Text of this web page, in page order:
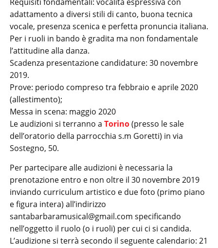
adattamento a diversi stili di canto, buona tecnica
vocale, presenza scenica e perfetta pronuncia italiana.
Per i ruoli in bando è gradita ma non fondamentale
l’attitudine alla danza.
Scadenza presentazione candidature: 30 novembre
2019.
Prove: periodo compreso tra febbraio e aprile 2020
(allestimento);
Messa in scena: maggio 2020
Le audizioni si terranno a Torino(presso le sale
dell’oratorio della parrocchia s.m Goretti) in via
Sostegno, 50.
Per partecipare alle audizioni è necessaria la
prenotazione entro e non oltre il 30 novembre 2019
inviando curriculum artistico e due foto (primo piano
e figura intera) all’indirizzo
santabarbaramusical@gmail.com specificando
nell’oggetto il ruolo (o i ruoli) per cui ci si candida.
L’audizione si terrà secondo il seguente calendario: 21